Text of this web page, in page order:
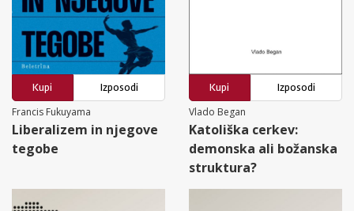
Kupi
Izposodi
Francis Fukuyama
Liberalizem in njegove
tegobe
Kupi
Izposodi
Vlado Began
Katoliška cerkev:
demonska ali božanska
struktura?